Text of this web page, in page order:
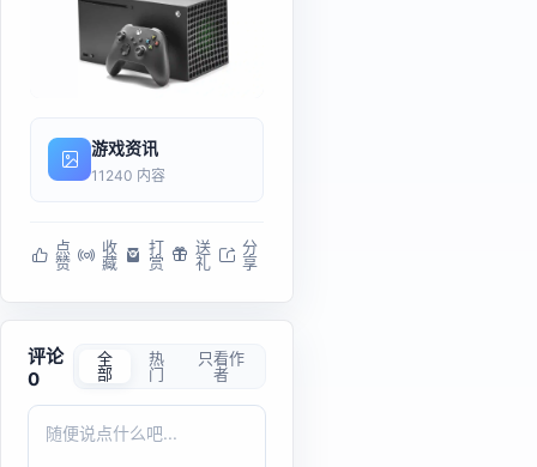
游戏资讯
11240 内容
点
赞
收
藏
打
赏
送
礼
分
享
评论
0
全
部
热
门
只看作
者